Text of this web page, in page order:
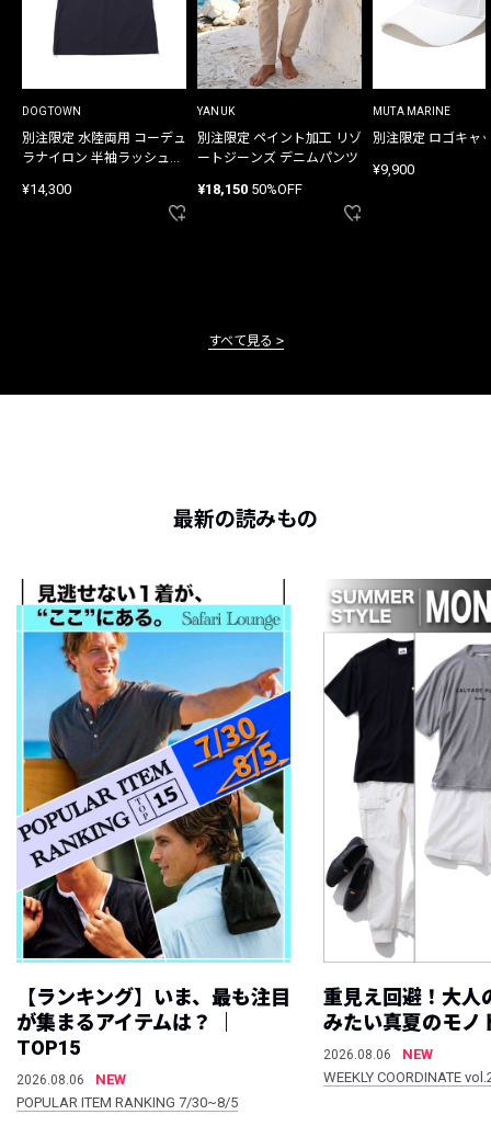
DOGTOWN
別注限定 水陸両用 コーデュ
ラナイロン 半袖ラッシュガ
¥14,300
YANUK
別注限定 ペイント加工 リゾ
ートジーンズ デニムパンツ
¥18,150 50%OFF
MUTA MARINE
別注限定 ロゴキャ
¥9,900
すべて見る
最新の読みもの
【ランキング】いま、最も注目
が集まるアイテムは？ ｜
TOP15
2026.08.06
NEW
POPULAR ITEM RANKING 7/30~8/5
重見え回避！大人
みたい真夏のモノ
2026.08.06
NEW
WEEKLY COORDINATE